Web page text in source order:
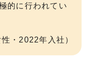
的に行われてい
性・2022年入社）